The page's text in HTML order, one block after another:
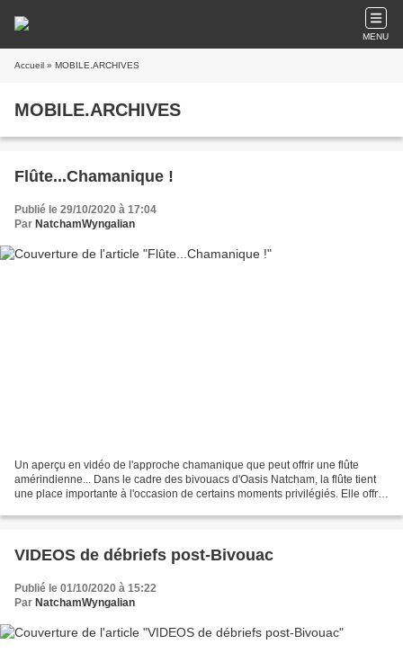
MENU
Accueil » MOBILE.ARCHIVES
MOBILE.ARCHIVES
Flûte...Chamanique !
Publié le 29/10/2020 à 17:04
Par NatchamWyngalian
Un aperçu en vidéo de l'approche chamanique que peut offrir une flûte
amérindienne... Dans le cadre des bivouacs d'Oasis Natcham, la flûte tient
une place importante à l'occasion de certains moments privilégiés. Elle offre
VIDEOS de débriefs post-Bivouac
Publié le 01/10/2020 à 15:22
Par NatchamWyngalian